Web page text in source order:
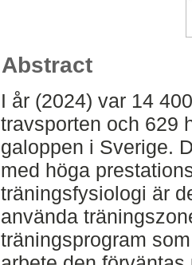
Abstract
I år (2024) var 14
travsporten och 629
galoppen i Sverige.
med höga
träningsfysiologi är
använda
träningsprogram